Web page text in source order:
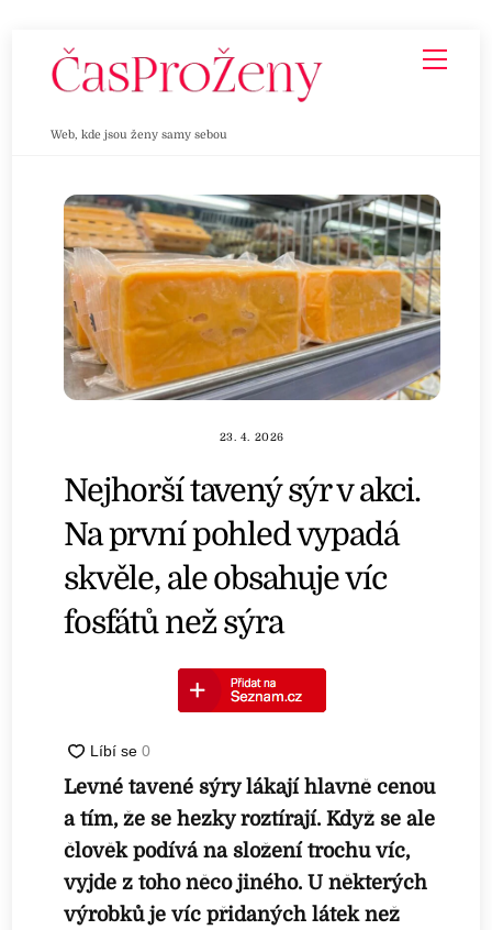
Web, kde jsou ženy samy sebou
23. 4. 2026
Nejhorší tavený sýr v akci.
Na první pohled vypadá
skvěle, ale obsahuje víc
fosfátů než sýra
Levné tavené sýry lákají hlavně cenou
a tím, že se hezky roztírají. Když se ale
člověk podívá na složení trochu víc,
vyjde z toho něco jiného. U některých
výrobků je víc přidaných látek než